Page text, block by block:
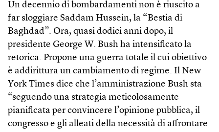
Un decennio di bombardamenti non è riuscito a
far sloggiare Saddam Hussein, la “Bestia di
Baghdad”. Ora, quasi dodici anni dopo, il
presidente George W. Bush ha intensificato la
retorica. Propone una guerra totale il cui obiettivo
è addirittura un cambiamento di regime. Il New
York Times dice che l’amministrazione Bush sta
“seguendo una strategia meticolosamente
pianificata per convincere l’opinione pubblica, il
congresso e gli alleati della necessità di affrontare